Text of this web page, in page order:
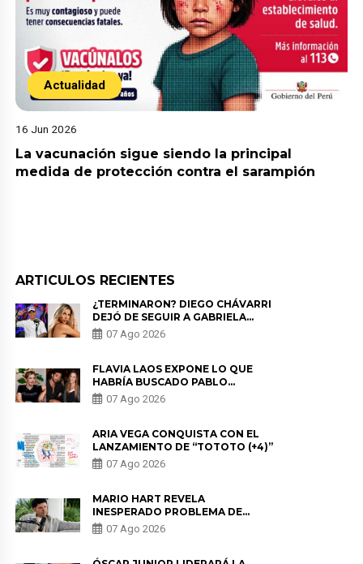
Actualidad
16 Jun 2026
La vacunación sigue siendo la principal
medida de protección contra el sarampión
ARTICULOS RECIENTES
¿TERMINARON? DIEGO CHÁVARRI
DEJÓ DE SEGUIR A GABRIELA
HERRERA Y ANUNCIA SU SALIDA
DE PÓDCAST
07 Ago 2026
FLAVIA LAOS EXPONE LO QUE
HABRÍA BUSCADO PABLO
HEREDIA CON ALE FULLER: “UNA
DE LAS PARTES QUERÍA EL
07 Ago 2026
ARIA VEGA CONQUISTA CON EL
LANZAMIENTO DE “TOTOTO (+4)”
07 Ago 2026
MARIO HART REVELA
INESPERADO PROBLEMA DE
SALUD ANTES DE SEPARARSE DE
KORINA: “ME ENCONTRARON UN
07 Ago 2026